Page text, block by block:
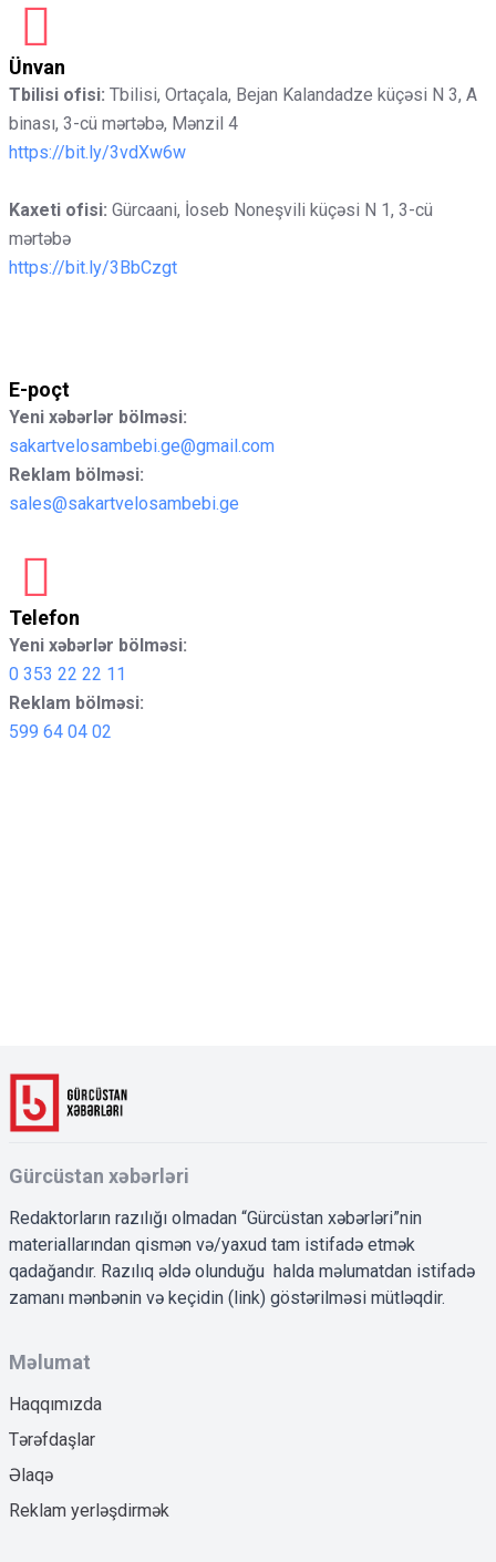
Ünvan
Tbilisi ofisi: Tbilisi, Ortaçala, Bejan Kalandadze küçəsi N 3, A
binası, 3-cü mərtəbə, Mənzil 4
https://bit.ly/3vdXw6w
Kaxeti ofisi: Gürcaani, İoseb Noneşvili küçəsi N 1, 3-cü
mərtəbə
https://bit.ly/3BbCzgt
E-poçt
Yeni xəbərlər bölməsi:
sakartvelosambebi.ge@gmail.com
Reklam bölməsi:
sales@sakartvelosambebi.ge
Telefon
Yeni xəbərlər bölməsi:
0 353 22 22 11
Reklam bölməsi:
599 64 04 02
Gürcüstan xəbərləri
Redaktorların razılığı olmadan “Gürcüstan xəbərləri”nin
materiallarından qismən və/yaxud tam istifadə etmək
qadağandır. Razılıq əldə olunduğu halda məlumatdan istifadə
zamanı mənbənin və keçidin (link) göstərilməsi mütləqdir.
Məlumat
Haqqımızda
Tərəfdaşlar
Əlaqə
Reklam yerləşdirmək